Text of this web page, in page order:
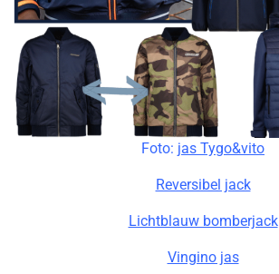
Foto: jas Tygo&vito
Reversibel jack
Lichtblauw bomberjack
Vingino jas